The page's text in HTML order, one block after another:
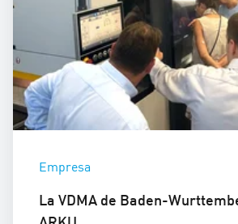
Empresa
La VDMA de Baden-